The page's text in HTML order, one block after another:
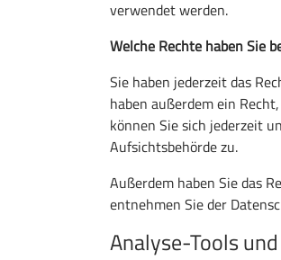
verwendet werden.
Welche Rechte haben Sie
Sie haben jederzeit das
haben außerdem ein
können Sie sich jederzeit
Aufsichtsbehörde zu.
Außerdem haben Sie das
entnehmen Sie der
Analyse-Tools